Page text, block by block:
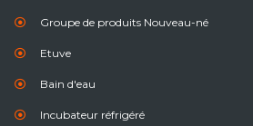
Groupe de produits Nouveau-né
Etuve
Bain d'eau
Incubateur réfrigéré